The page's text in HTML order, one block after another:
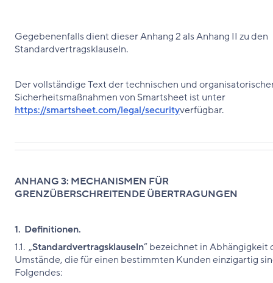
Gegebenenfalls dient dieser Anhang 2 als Anhang II zu den
Standardvertragsklauseln.
Der vollständige Text der technischen und
Sicherheitsmaßnahmen von Smartsheet ist unter
https://smartsheet.com/legal/securityverfügbar.
ANHANG 3: MECHANISMEN FÜR
GRENZÜBERSCHREITENDE ÜBERTRAGUNGEN
1. Definitionen.
1.1. „Standardvertragsklauseln“ bezeichnet in Abhängigkeit
Umstände, die für einen bestimmten Kunden einzigartig
Folgendes: